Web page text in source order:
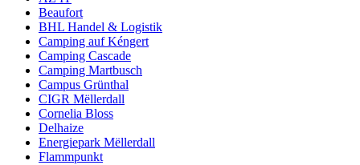
Beaufort
BHL Handel & Logistik
Camping auf Kéngert
Camping Cascade
Camping Martbusch
Campus Grünthal
CIGR Mëllerdall
Cornelia Bloss
Delhaize
Energiepark Mëllerdall
Flammpunkt